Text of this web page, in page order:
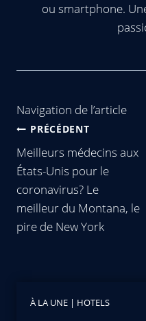
ou smartphone.
Navigation de l’article
PRÉCÉDENT
Meilleurs médecins aux
États-Unis pour le
coronavirus? Le
meilleur du Montana, le
pire de New York
À LA UNE | HOTELS